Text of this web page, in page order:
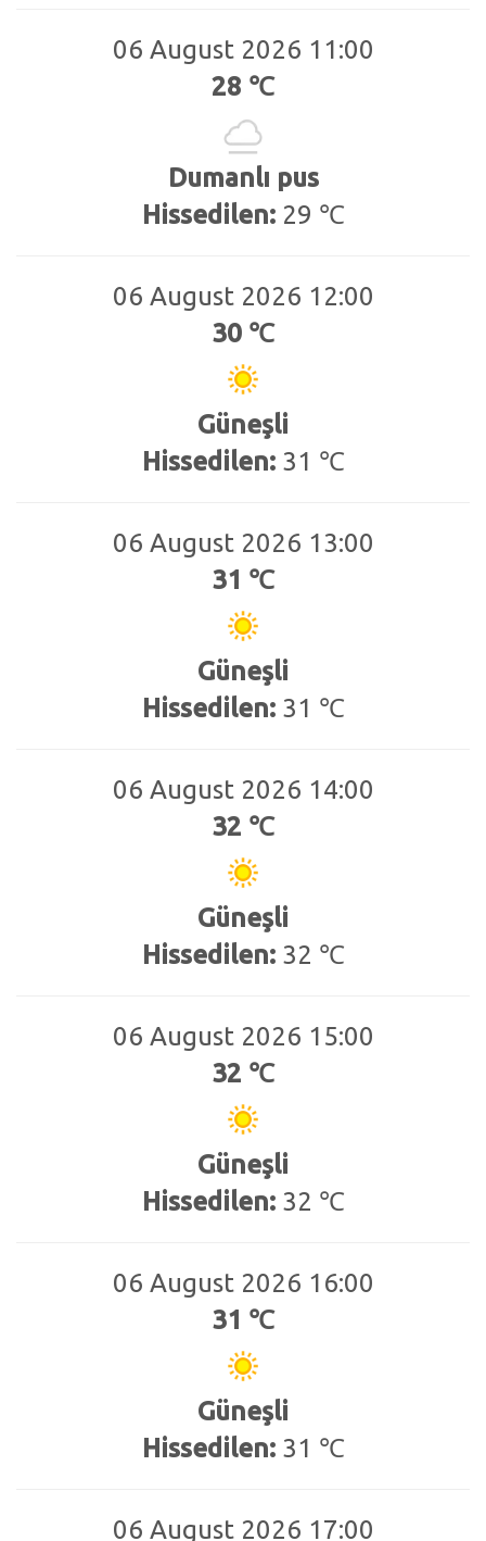
06 August 2026 11:00
28 ℃
Dumanlı pus
Hissedilen:29 ℃
06 August 2026 12:00
30 ℃
Güneşli
Hissedilen:31 ℃
06 August 2026 13:00
31 ℃
Güneşli
Hissedilen:31 ℃
06 August 2026 14:00
32 ℃
Güneşli
Hissedilen:32 ℃
06 August 2026 15:00
32 ℃
Güneşli
Hissedilen:32 ℃
06 August 2026 16:00
31 ℃
Güneşli
Hissedilen:31 ℃
06 August 2026 17:00